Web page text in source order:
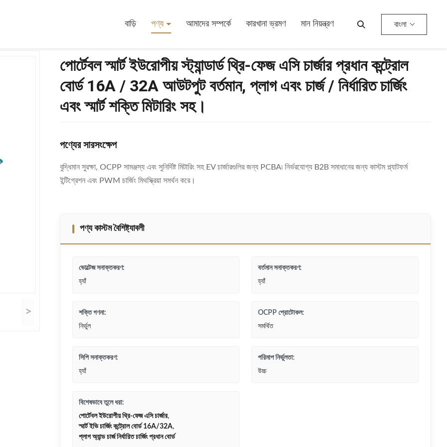
বাড়ি পণ্য আমাদের সম্পর্কে কারখানা ভ্রমণ মান নিয়ন্ত্রণ বাংলা
>
পোর্টেবল স্মার্ট ইউরোপীয় স্ট্যান্ডার্ড থ্রি-ফেজ এসি চার্জার প্রধান কন্ট্রোল
বোর্ড 16A / 32A আউটপুট বর্তমান, প্লাগ এবং চার্জ / নির্ধারিত চার্জিং
এবং স্মার্ট শক্তি মিটারিং সহ।
পণ্যের সারসংক্ষেপ
বুদ্ধিমান সুরক্ষা, OCPP সামঞ্জস্য এবং সুনির্দিষ্ট মিটারিং সহ EV চার্জারগুলির জন্য PCBA৷ নির্ভরযোগ্য B2B সমাধানের জন্য কাস্টম প্ল্যাটফর্ম
ইন্টিগ্রেশন এবং PWM চার্জিং মিথস্ক্রিয়া সমর্থন করে।
পণ্য কাস্টম বৈশিষ্ট্যাবলী
ভোল্টেজ সনাক্তকরণ:
হ্যাঁ
বর্তমান সনাক্তকরণ:
হ্যাঁ
শক্তি গণনা:
নির্ভুল
OCPP প্রোটোকল:
সমর্থিত
সিপি সনাক্তকরণ:
হ্যাঁ
পরিমাপ নির্ভুলতা:
উচ্চ
বিশেষভাবে তুলে ধরা:
পোর্টেবল ইউরোপীয় থ্রি-ফেজ এসি চার্জার,
স্মার্ট ইভি চার্জিং কন্ট্রোল বোর্ড 16A/32A,
প্লাগ অ্যান্ড চার্জ নির্ধারিত চার্জিং প্রধান বোর্ড